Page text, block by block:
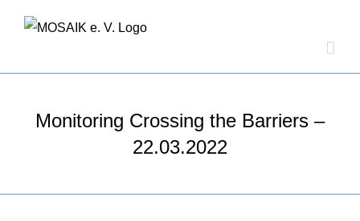
Monitoring Crossing the Barriers –
22.03.2022